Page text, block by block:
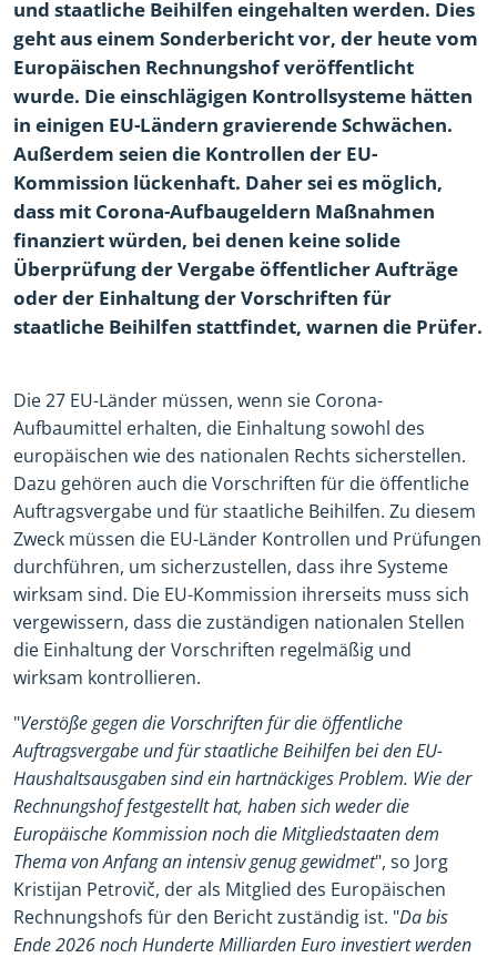
und staatliche Beihilfen eingehalten werden. Dies
geht aus einem Sonderbericht vor, der heute vom
Europäischen Rechnungshof veröffentlicht
wurde. Die einschlägigen Kontrollsysteme hätten
in einigen EU-Ländern gravierende Schwächen.
Außerdem seien die Kontrollen der EU-
Kommission lückenhaft. Daher sei es möglich,
dass mit Corona-Aufbaugeldern Maßnahmen
finanziert würden, bei denen keine solide
Überprüfung der Vergabe öffentlicher Aufträge
oder der Einhaltung der Vorschriften für
staatliche Beihilfen stattfindet, warnen die Prüfer.
Die 27 EU-Länder müssen, wenn sie Corona-
Aufbaumittel erhalten, die Einhaltung sowohl des
europäischen wie des nationalen Rechts sicherstellen.
Dazu gehören auch die Vorschriften für die öffentliche
Auftragsvergabe und für staatliche Beihilfen. Zu diesem
Zweck müssen die EU-Länder Kontrollen und Prüfungen
durchführen, um sicherzustellen, dass ihre Systeme
wirksam sind. Die EU-Kommission ihrerseits muss sich
vergewissern, dass die zuständigen nationalen Stellen
die Einhaltung der Vorschriften regelmäßig und
wirksam kontrollieren.
"Verstöße gegen die Vorschriften für die öffentliche
Auftragsvergabe und für staatliche Beihilfen bei den EU-
Haushaltsausgaben sind ein hartnäckiges Problem. Wie der
Rechnungshof festgestellt hat, haben sich weder die
Europäische Kommission noch die Mitgliedstaaten dem
Thema von Anfang an intensiv genug gewidmet", so Jorg
Kristijan Petrovič, der als Mitglied des Europäischen
Rechnungshofs für den Bericht zuständig ist. "Da bis
Ende 2026 noch Hunderte Milliarden Euro investiert werden